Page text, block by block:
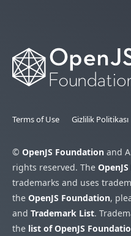
Terms of Use Gizlilik Politikası
© OpenJS Foundation and
rights reserved. The
trademarks and uses
the OpenJS Foundation,
and Trademark List.
the list of OpenJS